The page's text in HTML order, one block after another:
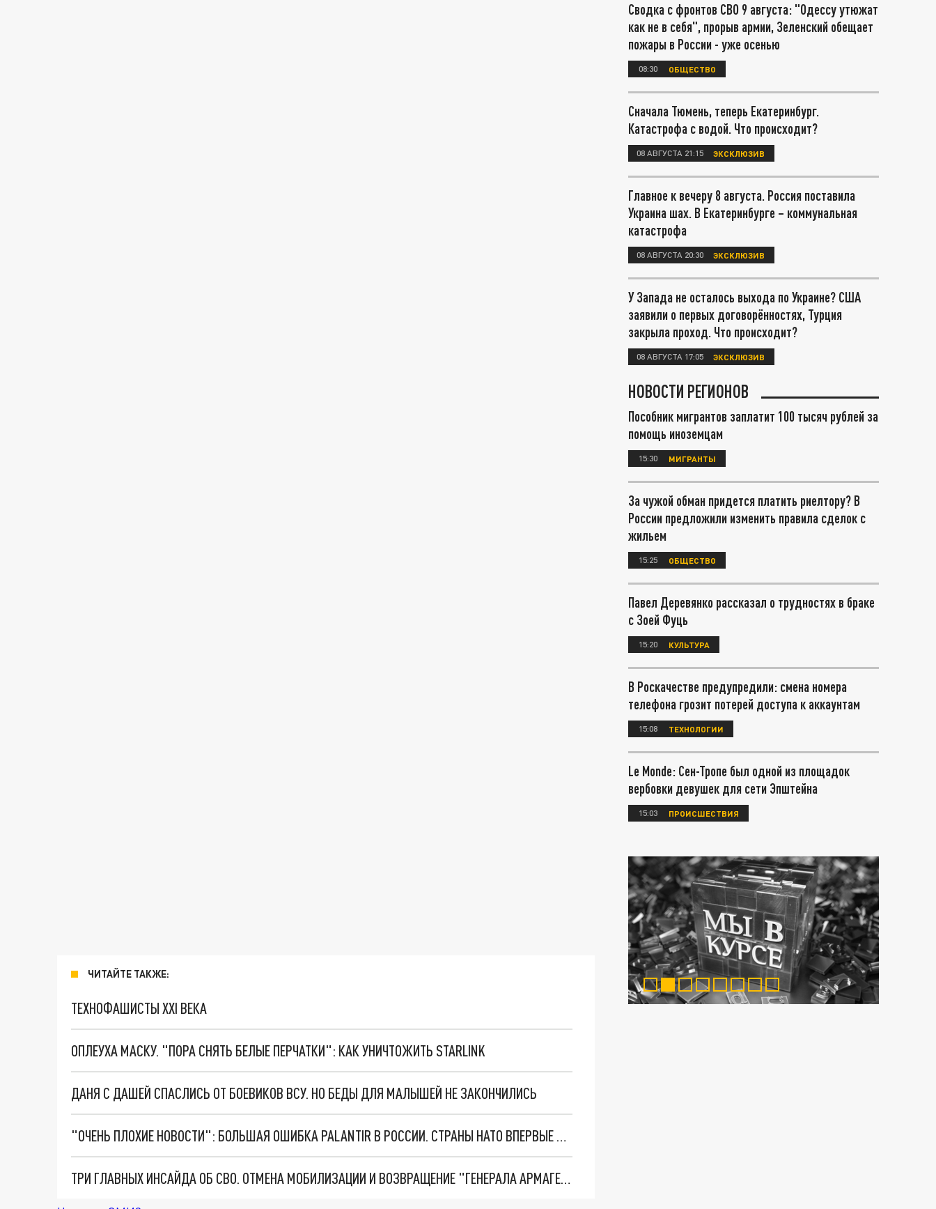
ЧИТАЙТЕ ТАКЖЕ:
ТЕХНОФАШИСТЫ XXI ВЕКА
ОПЛЕУХА МАСКУ. "ПОРА СНЯТЬ БЕЛЫЕ ПЕРЧАТКИ": КАК УНИЧТОЖИТЬ STARLINK
ДАНЯ С ДАШЕЙ СПАСЛИСЬ ОТ БОЕВИКОВ ВСУ. НО БЕДЫ ДЛЯ МАЛЫШЕЙ НЕ ЗАКОНЧИЛИСЬ
"ОЧЕНЬ ПЛОХИЕ НОВОСТИ": БОЛЬШАЯ ОШИБКА PALANTIR В РОССИИ. СТРАНЫ НАТО ВПЕРВЫЕ ЗА СВО ОСТАНОВИЛИ ПОСТАВКИ ОРУЖИЯ. ВСУ ТЕРЯЮТ ПРИГРАНИЧЬЕ?
ТРИ ГЛАВНЫХ ИНСАЙДА ОБ СВО. ОТМЕНА МОБИЛИЗАЦИИ И ВОЗВРАЩЕНИЕ "ГЕНЕРАЛА АРМАГЕДДОНА"? ОТЛИЧНЫЕ НОВОСТИ, КОТОРЫЕ ЖДАЛИ ВСЕ
Сводка с фронтов СВО 9 августа: "Одессу утюжат
как не в себя", прорыв армии, Зеленский обещает
пожары в России - уже осенью
08:30 ОБЩЕСТВО
Сначала Тюмень, теперь Екатеринбург.
Катастрофа с водой. Что происходит?
08 АВГУСТА 21:15 ЭКСКЛЮЗИВ
Главное к вечеру 8 августа. Россия поставила
Украина шах. В Екатеринбурге – коммунальная
катастрофа
08 АВГУСТА 20:30 ЭКСКЛЮЗИВ
У Запада не осталось выхода по Украине? США
заявили о первых договорённостях, Турция
закрыла проход. Что происходит?
08 АВГУСТА 17:05 ЭКСКЛЮЗИВ
НОВОСТИ РЕГИОНОВ
Пособник мигрантов заплатит 100 тысяч рублей за
помощь иноземцам
15:30 МИГРАНТЫ
За чужой обман придется платить риелтору? В
России предложили изменить правила сделок с
жильем
15:25 ОБЩЕСТВО
Павел Деревянко рассказал о трудностях в браке
с Зоей Фуць
15:20 КУЛЬТУРА
В Роскачестве предупредили: смена номера
телефона грозит потерей доступа к аккаунтам
15:08 ТЕХНОЛОГИИ
Le Monde: Сен-Тропе был одной из площадок
вербовки девушек для сети Эпштейна
15:03 ПРОИСШЕСТВИЯ